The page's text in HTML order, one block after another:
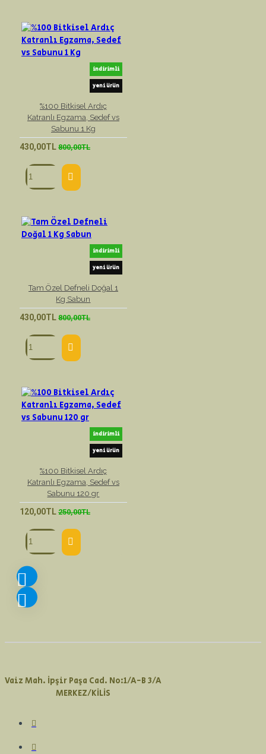
indirimli
yeni ürün
%100 Bitkisel Ardıç
Katranlı Egzama, Sedef vs
Sabunu 1 Kg
430,00TL 800,00TL
indirimli
yeni ürün
Tam Özel Defneli Doğal 1
Kg Sabun
430,00TL 800,00TL
indirimli
yeni ürün
%100 Bitkisel Ardıç
Katranlı Egzama, Sedef vs
Sabunu 120 gr
120,00TL 250,00TL
Vaiz Mah. İpşir Paşa Cad. No:1/A-B 3/A
MERKEZ/KİLİS